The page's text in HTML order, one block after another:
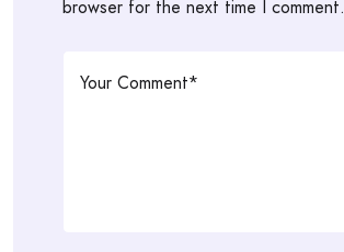
browser for the next time I comment.